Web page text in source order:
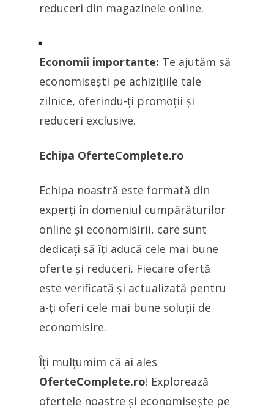
reduceri din magazinele online.
Economii importante: Te ajutăm să
economisești pe achizițiile tale
zilnice, oferindu-ți promoții și
reduceri exclusive.
Echipa OferteComplete.ro
Echipa noastră este formată din
experți în domeniul cumpărăturilor
online și economisirii, care sunt
dedicați să îți aducă cele mai bune
oferte și reduceri. Fiecare ofertă
este verificată și actualizată pentru
a-ți oferi cele mai bune soluții de
economisire.
Îți mulțumim că ai ales
OferteComplete.ro! Explorează
ofertele noastre și economisește pe